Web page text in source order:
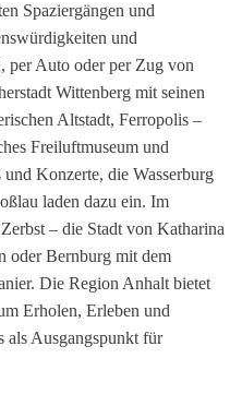
Spaziergängen und
und
per Auto oder per Zug von
Wittenberg mit seinen
Altstadt, Ferropolis –
Freiluftmuseum und
Konzerte, die Wasserburg
laden dazu ein. Im
– die Stadt von Katharina
oder Bernburg mit dem
Die Region Anhalt bietet
Erholen, Erleben und
als Ausgangspunkt für